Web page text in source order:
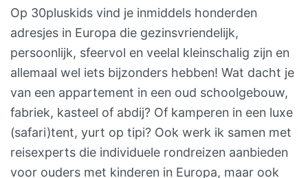
dorp met kleine restaurants
en veel speelruimte voor de
kids. Dag 14 – TerugreisNa
een heerlijke week vol natuur,
avontuur en ontspanning is
het tijd om afscheid te nemen
van Slovenië. Jullie rijden
terug naar huis met een
hoofd vol herinneringen aan
Op 30pluskids vind je inmiddels honderden
adresjes in Europa die gezinsvriendelijk,
persoonlijk, sfeervol en veelal kleinschalig zijn en
allemaal wel iets bijzonders hebben! Wat dacht je
van een appartement in een oud schoolgebouw,
fabriek, kasteel of abdij? Of kamperen in een luxe
(safari)tent, yurt op tipi? Ook werk ik samen met
reisexperts die individuele rondreizen aanbieden
voor ouders met kinderen in Europa, maar ook